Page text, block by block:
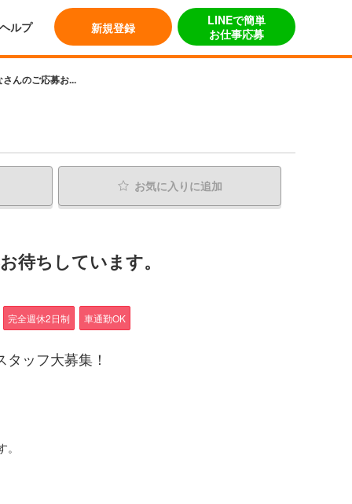
ヘルプ 新規登録
LINEで簡単
お仕事応募
んのご応募お...
お気に入り に追加
待ちしています。
完全週休2日制 車通勤OK
ッフ大募集！